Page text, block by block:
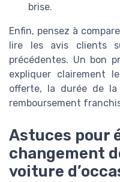
brise.
Enfin, pensez à
lire les avis clients
précédentes. Un bon
expliquer clairement
offerte, la durée de
remboursement
Astuces pour
changement
voiture